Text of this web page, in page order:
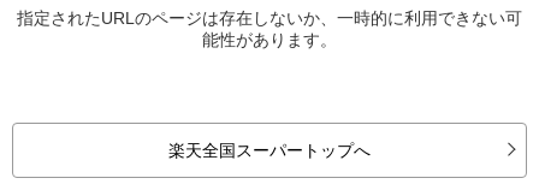
指定されたURLのページは存在しないか、一時的に利用できない可
能性があります。
楽天全国スーパートップへ